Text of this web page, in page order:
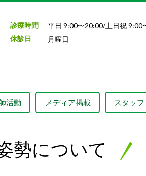
診療時間
平日 9:00〜20:00/土日祝 9:00
休診日
月曜日
活動 メディア掲載 スタッフ
勢について